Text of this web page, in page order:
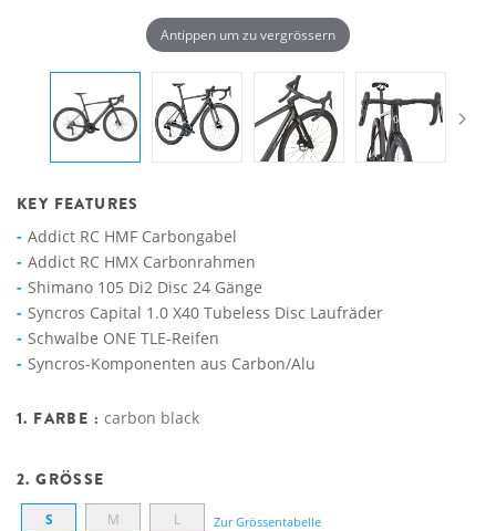
Antippen um zu vergrössern
KEY FEATURES
Addict RC HMF Carbongabel
Addict RC HMX Carbonrahmen
Shimano 105 Di2 Disc 24 Gänge
Syncros Capital 1.0 X40 Tubeless Disc Laufräder
Schwalbe ONE TLE-Reifen
Syncros-Komponenten aus Carbon/Alu
1. FARBE : carbon black
2. GRÖSSE
S M L Zur Grössentabelle